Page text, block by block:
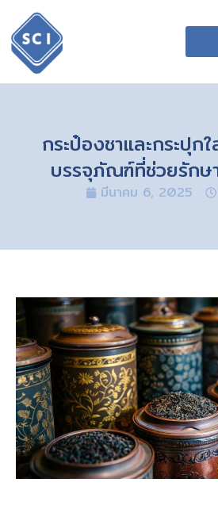
กระป๋องชาและกระปุก
บรรจุภัณฑ์ที่ช่วยรัก
มีนาคม 6, 2025